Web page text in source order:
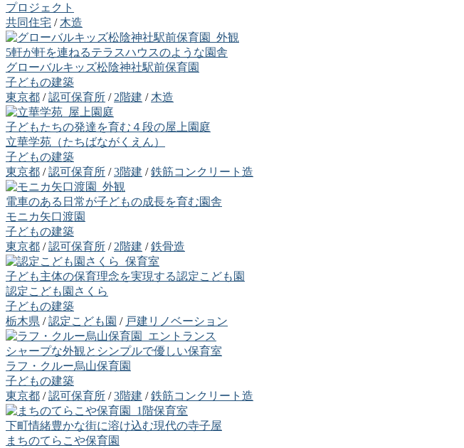
プロジェクト
共同住宅 /木造
5軒が軒を連ねるテラスハウスのような園舎
グローバルキッズ松陰神社駅前保育園
子どもの建築
東京都 /認可保育所 /2階建 /木造
子どもたちの発達を育む４段の屋上園庭
立華学苑（たちばながくえん）
子どもの建築
東京都 /認可保育所 /3階建 /鉄筋コンクリート造
電車のある日常が子どもの成長を育む園舎
モニカ矢口渡園
子どもの建築
東京都 /認可保育所 /2階建 /鉄骨造
子ども主体の保育理念を実現する認定こども園
認定こども園さくら
子どもの建築
栃木県 /認定こども園 / 戸建リノベーション
シャープな外観とシンプルで優しい保育室
ラフ・クルー烏山保育園
子どもの建築
東京都 /認可保育所 /3階建 /鉄筋コンクリート造
下町情緒豊かな街に溶け込む現代の寺子屋
まちのてらこや保育園